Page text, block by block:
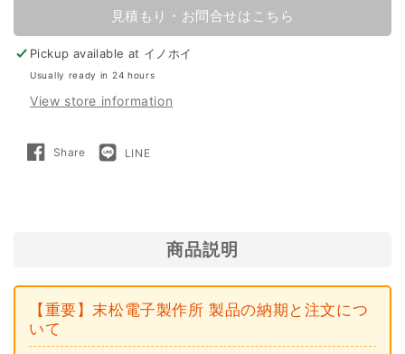
松
電
製
所
ッ
タ
ー
末
松
電
製
所
ッ
タ
見積もり・お問合せはこちら
Pickup available at イノホイ
Usually ready in 24 hours
View store information
ShareShare
LINELINE
で
商品説明
【重要】末松電子製作所 製品の納期と注文につ
いて